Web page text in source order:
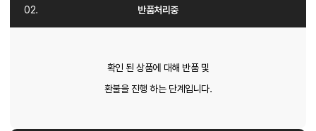
반품처리중
확인 된 상품에 대해 반품 및
환불을 진행 하는 단계입니다.